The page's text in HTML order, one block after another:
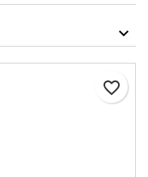
favorite_border